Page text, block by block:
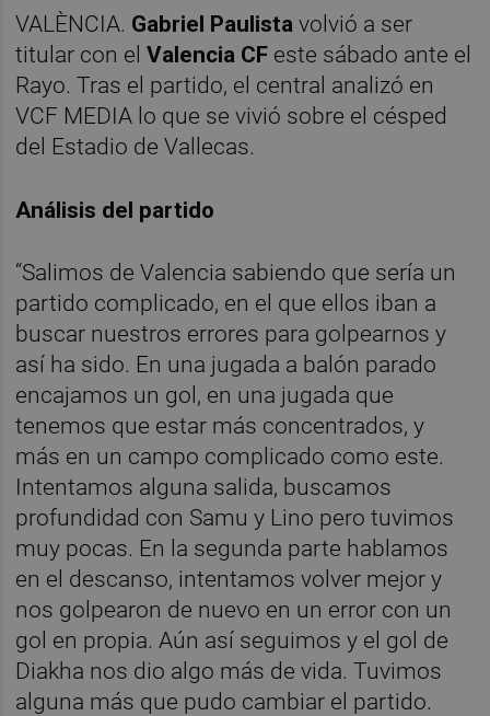
VALÈNCIA. Gabriel Paulistavolvió a ser
titular con el Valencia CF este sábado ante el
Rayo. Tras el partido, el central analizó en
VCF MEDIA lo que se vivió sobre el césped
del Estadio de Vallecas.
Análisis del partido
“Salimos de Valencia sabiendo que sería un
partido complicado, en el que ellos iban a
buscar nuestros errores para golpearnos y
así ha sido. En una jugada a balón parado
encajamos un gol, en una jugada que
tenemos que estar más concentrados, y
más en un campo complicado como este.
Intentamos alguna salida, buscamos
profundidad con Samu y Lino pero tuvimos
muy pocas. En la segunda parte hablamos
en el descanso, intentamos volver mejor y
nos golpearon de nuevo en un error con un
gol en propia. Aún así seguimos y el gol de
Diakha nos dio algo más de vida. Tuvimos
alguna más que pudo cambiar el partido.